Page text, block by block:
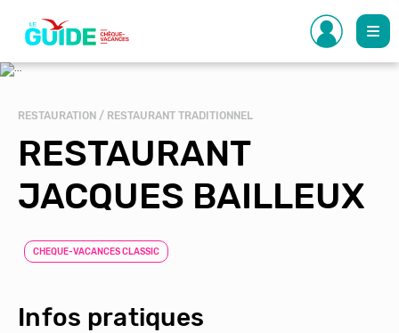
contenu
principal
RESTAURATION / RESTAURANT TRADITIONNEL
RESTAURANT
JACQUES BAILLEUX
CHEQUE-VACANCES CLASSIC
Infos pratiques